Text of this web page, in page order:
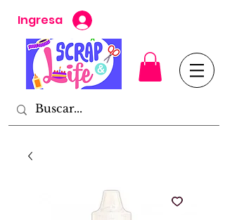
Ingresa